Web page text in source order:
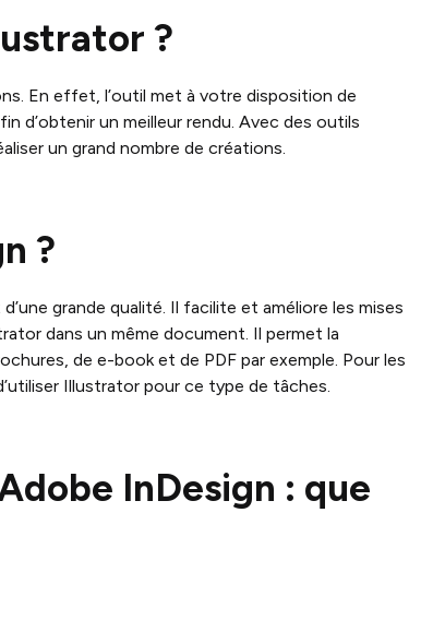
?
En effet, l’outil met à votre disposition de
d’obtenir un meilleur rendu. Avec des outils
un grand nombre de créations.
?
grande qualité. Il facilite et améliore les mises
dans un même document. Il permet la
de e-book et de PDF par exemple. Pour les
Illustrator pour ce type de tâches.
InDesign : que